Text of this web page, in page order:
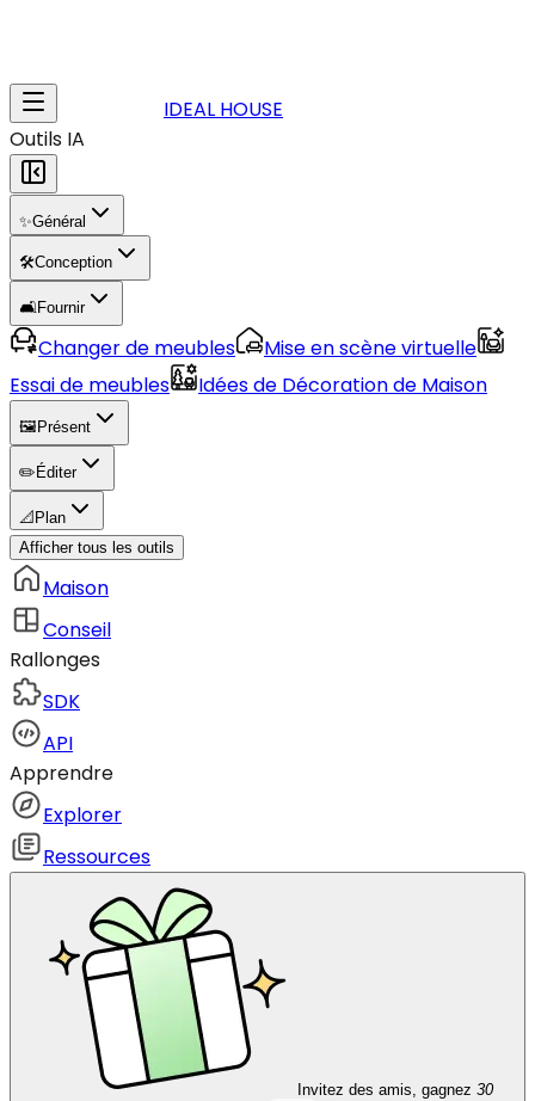
IDEAL HOUSE
Outils IA
✨Général
🛠️Conception
🛋️Fournir
Changer de meubles
Mise en scène virtuelle
Essai de meubles
Idées de Décoration de Maison
🖼️ Présent
✏️ Éditer
📐 Plan
Afficher tous les outils
Maison
Conseil
Rallonges
SDK
API
Apprendre
Explorer
Ressources
Invitez des amis, gagnez 30